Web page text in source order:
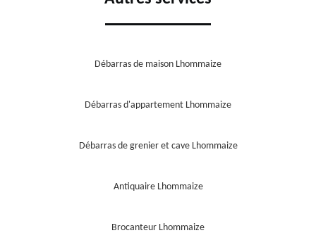
Débarras de maison Lhommaize
Débarras d'appartement Lhommaize
Débarras de grenier et cave Lhommaize
Antiquaire Lhommaize
Brocanteur Lhommaize